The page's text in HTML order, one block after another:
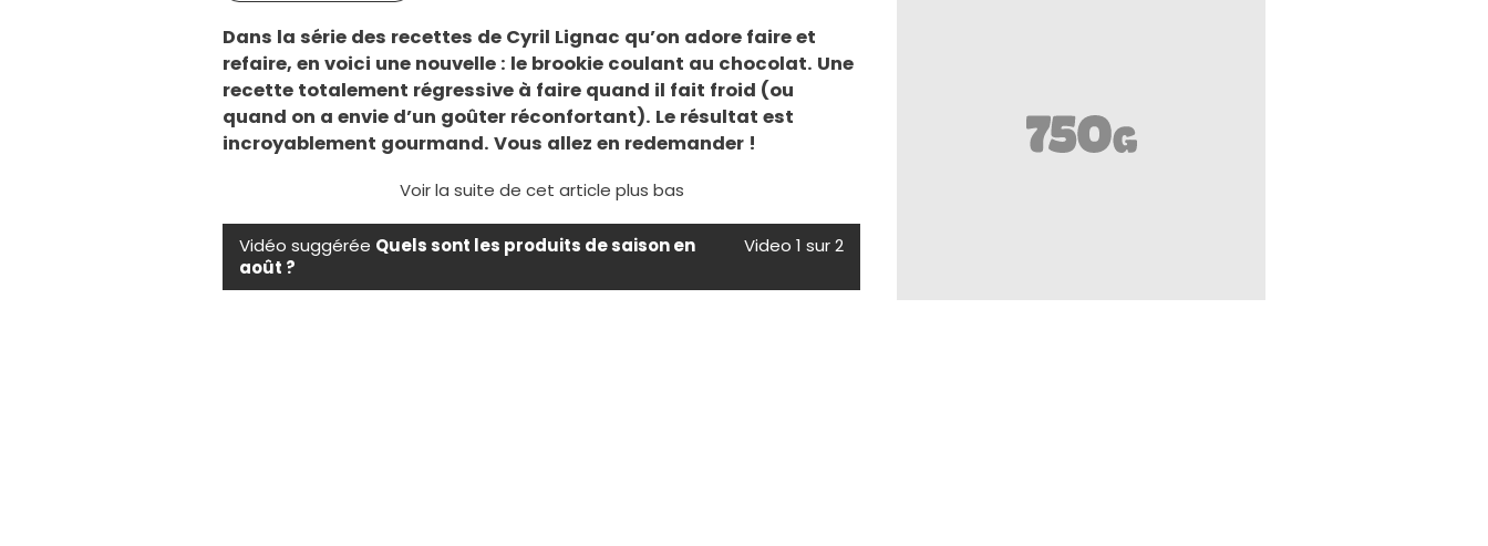
Dans la série des recettes de Cyril Lignac qu’on adore faire et
refaire, en voici une nouvelle : le brookie coulant au chocolat. Une
recette totalement régressive à faire quand il fait froid (ou
quand on a envie d’un goûter réconfortant). Le résultat est
incroyablement gourmand. Vous allez en redemander !
Voir la suite de cet article plus bas
Vidéo suggérée Quels sont les produits de saison en
août ?
Video 1 sur 2